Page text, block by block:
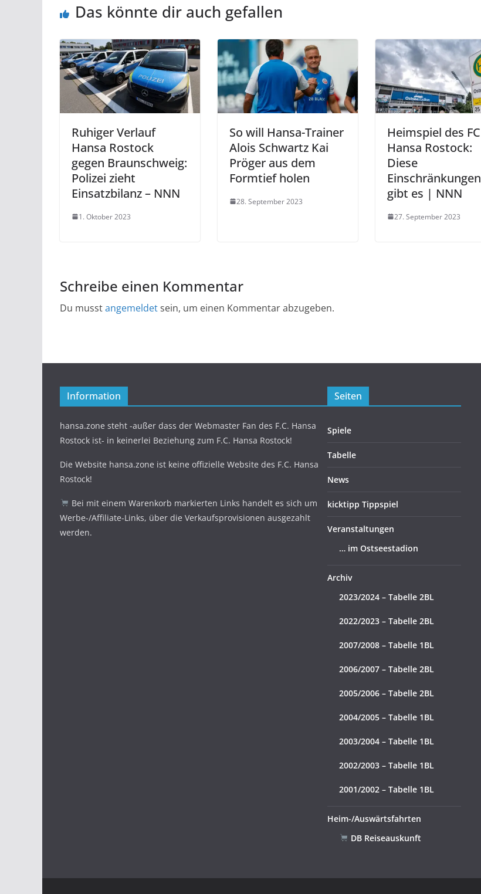
Das könnte dir auch gefallen
Ruhiger Verlauf
Hansa Rostock
gegen Braunschweig:
Polizei zieht
Einsatzbilanz – NNN
1. Oktober 2023
So will Hansa-Trainer
Alois Schwartz Kai
Pröger aus dem
Formtief holen
28. September 2023
Heimspiel des FC
Hansa Rostock:
Diese
Einschränkungen
gibt es | NNN
27. September 2023
Schreibe einen Kommentar
Du musstangemeldetsein, um einen Kommentar abzugeben.
Information
hansa.zone steht -außer dass der Webmaster Fan des F.C. Hansa
Rostock ist- in keinerlei Beziehung zum F.C. Hansa Rostock!
Die Website hansa.zone ist keine offizielle Website des F.C. Hansa
Rostock!
Bei mit einem Warenkorb markierten Links handelt es sich um
Werbe-/Affiliate-Links, über die Verkaufsprovisionen ausgezahlt
werden.
Seiten
Spiele
Tabelle
News
kicktipp Tippspiel
Veranstaltungen
… im Ostseestadion
Archiv
2023/2024 – Tabelle 2BL
2022/2023 – Tabelle 2BL
2007/2008 – Tabelle 1BL
2006/2007 – Tabelle 2BL
2005/2006 – Tabelle 2BL
2004/2005 – Tabelle 1BL
2003/2004 – Tabelle 1BL
2002/2003 – Tabelle 1BL
2001/2002 – Tabelle 1BL
Heim-/Auswärtsfahrten
DB Reiseauskunft